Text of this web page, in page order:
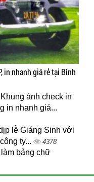
in nhanh giá rẻ tại Bình
ảnh check in
in nhanh giá...
lễ Giáng Sinh với
ty...
4378
làm bảng chữ